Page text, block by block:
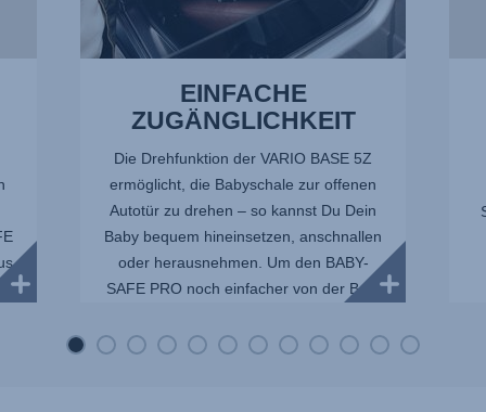
EINFACHE
ZUGÄNGLICHKEIT
Die Drehfunktion der VARIO BASE 5Z
ermöglicht, die Babyschale zur offenen
Autotür zu drehen – so kannst Du Dein
Baby bequem hineinsetzen, anschnallen
oder herausnehmen. Um den BABY-
SAFE PRO noch einfacher von der Ba...